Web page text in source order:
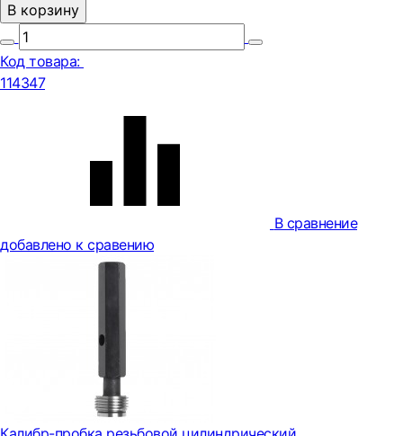
В корзину
Код товара:
114347
В сравнение
добавлено к сравению